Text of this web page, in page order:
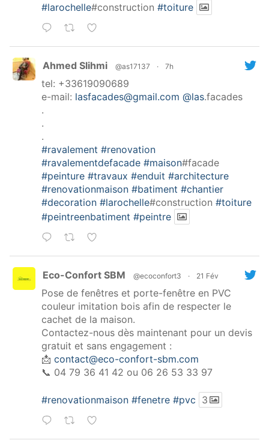
#larochelle#construction #toiture
Ahmed Slihmi @as17137 · 7h
tel: +33619090689
e-mail: lasfacades@gmail.com @las.facades
.
.
.
#ravalement #renovation
#ravalementdefacade #maison#facade
#peinture #travaux #enduit #architecture
#renovationmaison #batiment #chantier
#decoration #larochelle#construction #toiture
#peintreenbatiment #peintre
Eco-Confort SBM @ecoconfort3 · 21 Fév
Pose de fenêtres et porte-fenêtre en PVC
couleur imitation bois afin de respecter le
cachet de la maison.
Contactez-nous dès maintenant pour un devis
gratuit et sans engagement :
📩 contact@eco-confort-sbm.com
📞 04 79 36 41 42 ou 06 26 53 33 97
#renovationmaison #fenetre #pvc 3